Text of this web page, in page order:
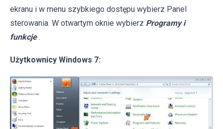
ekranu i w menu szybkiego dostępu wybierz Panel
sterowania. W otwartym oknie wybierz Programy i
funkcje .
Użytkownicy Windows 7: